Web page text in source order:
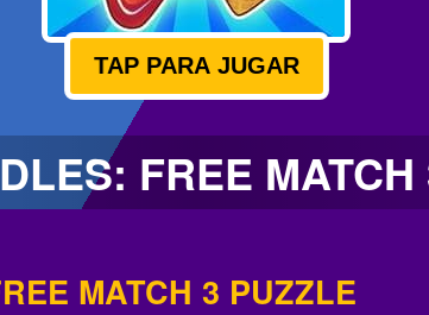
TAP PARA JUGAR
FREE
MATCH 3 PUZZLE